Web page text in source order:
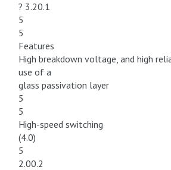
? 3.20.1
5
5
Features
High breakdown voltage, and high
use of a
glass passivation layer
5
5
High-speed switching
(4.0)
5
2.00.2